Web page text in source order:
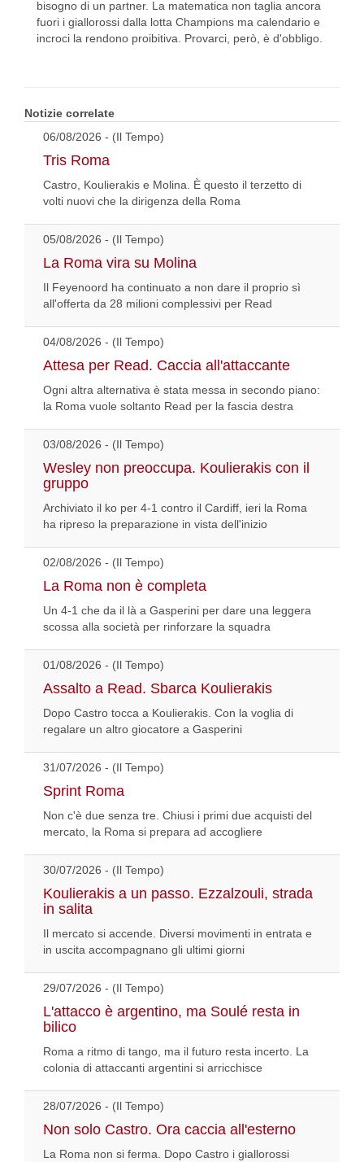
bisogno di un partner. La matematica non taglia ancora
fuori i giallorossi dalla lotta Champions ma calendario e
incroci la rendono proibitiva. Provarci, però, è d'obbligo.
Notizie correlate
06/08/2026 - (Il Tempo)
Tris Roma
Castro, Koulierakis e Molina. È questo il terzetto di
volti nuovi che la dirigenza della Roma
05/08/2026 - (Il Tempo)
La Roma vira su Molina
Il Feyenoord ha continuato a non dare il proprio sì
all'offerta da 28 milioni complessivi per Read
04/08/2026 - (Il Tempo)
Attesa per Read. Caccia all'attaccante
Ogni altra alternativa è stata messa in secondo piano:
la Roma vuole soltanto Read per la fascia destra
03/08/2026 - (Il Tempo)
Wesley non preoccupa. Koulierakis con il
gruppo
Archiviato il ko per 4-1 contro il Cardiff, ieri la Roma
ha ripreso la preparazione in vista dell'inizio
02/08/2026 - (Il Tempo)
La Roma non è completa
Un 4-1 che da il là a Gasperini per dare una leggera
scossa alla società per rinforzare la squadra
01/08/2026 - (Il Tempo)
Assalto a Read. Sbarca Koulierakis
Dopo Castro tocca a Koulierakis. Con la voglia di
regalare un altro giocatore a Gasperini
31/07/2026 - (Il Tempo)
Sprint Roma
Non c'è due senza tre. Chiusi i primi due acquisti del
mercato, la Roma si prepara ad accogliere
30/07/2026 - (Il Tempo)
Koulierakis a un passo. Ezzalzouli, strada
in salita
Il mercato si accende. Diversi movimenti in entrata e
in uscita accompagnano gli ultimi giorni
29/07/2026 - (Il Tempo)
L'attacco è argentino, ma Soulé resta in
bilico
Roma a ritmo di tango, ma il futuro resta incerto. La
colonia di attaccanti argentini si arricchisce
28/07/2026 - (Il Tempo)
Non solo Castro. Ora caccia all'esterno
La Roma non si ferma. Dopo Castro i giallorossi